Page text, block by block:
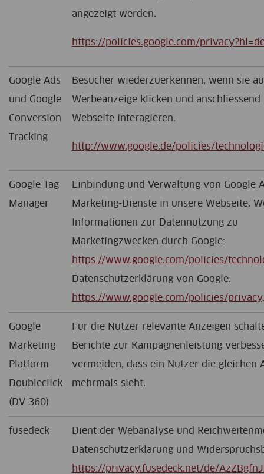
angezeigt werden.
https://policies.google.com/
Google Ads
und Google
Conversion
Tracking
Besucher wiederzuerkennen, wenn sie
Werbeanzeige klicken und
Webseite interagieren.
http://www.google.de/policies/
Google Tag
Manager
Einbindung und Verwaltung von Google
Marketing-Dienste in unsere Webseite.
Informationen zur Datennutzung zu
Marketingzwecken durch Google:
https://www.google.com/policies/
Datenschutzerklärung von Google:
https://www.google.com/policies/privacy.
Google
Marketing
Platform
Doubleclick
(DV 360)
Für die Nutzer relevante Anzeigen
Berichte zur Kampagnenleistung
vermeiden, dass ein Nutzer die gleichen
mehrmals sieht.
fusedeck
Dient der Webanalyse und
Datenschutzerklärung und
https://privacy.fusedeck.net/de/